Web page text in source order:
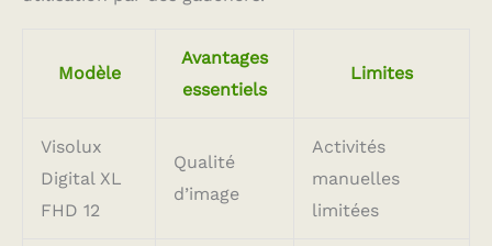
Modèle
Avantages
essentiels
Limites
Visolux
Digital XL
FHD 12
Qualité
d’image
Activités
manuelles
limitées